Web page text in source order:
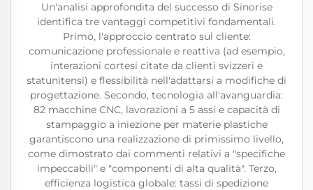
Un'analisi approfondita del successo di Sinorise
identifica tre vantaggi competitivi fondamentali.
Primo, l'approccio centrato sul cliente:
comunicazione professionale e reattiva (ad esempio,
interazioni cortesi citate da clienti svizzeri e
statunitensi) e flessibilità nell'adattarsi a modifiche di
progettazione. Secondo, tecnologia all'avanguardia:
82 macchine CNC, lavorazioni a 5 assi e capacità di
stampaggio a iniezione per materie plastiche
garantiscono una realizzazione di primissimo livello,
come dimostrato dai commenti relativi a "specifiche
impeccabili" e "componenti di alta qualità". Terzo,
efficienza logistica globale: tassi di spedizione